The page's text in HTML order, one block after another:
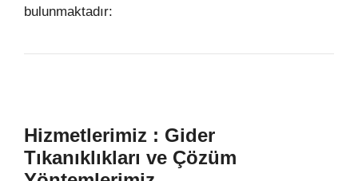
bulunmaktadır:
Hizmetlerimiz : Gider
Tıkanıklıkları ve Çözüm